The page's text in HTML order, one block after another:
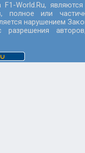
World.Ru,
полное или
нарушением
разрешения